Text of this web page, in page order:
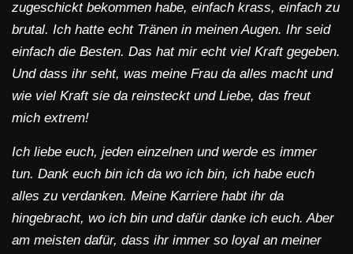
zugeschickt bekommen habe, einfach krass, einfach zu
brutal. Ich hatte echt Tränen in meinen Augen. Ihr seid
einfach die Besten. Das hat mir echt viel Kraft gegeben.
Und dass ihr seht, was meine Frau da alles macht und
wie viel Kraft sie da reinsteckt und Liebe, das freut
mich extrem!
Ich liebe euch, jeden einzelnen und werde es immer
tun. Dank euch bin ich da wo ich bin, ich habe euch
alles zu verdanken. Meine Karriere habt ihr da
hingebracht, wo ich bin und dafür danke ich euch. Aber
am meisten dafür, dass ihr immer so loyal an meiner